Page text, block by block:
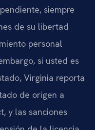
siempre
de su libertad
personal
si usted es
Virginia reporta
de origen a
y las sanciones